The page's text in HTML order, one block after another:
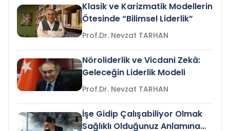
Klasik ve Karizmatik Modellerin
Ötesinde “Bilimsel Liderlik”
Prof.Dr. Nevzat TARHAN
Nöroliderlik ve Vicdani Zekâ:
Geleceğin Liderlik Modeli
Prof.Dr. Nevzat TARHAN
İşe Gidip Çalışabiliyor Olmak
Sağlıklı Olduğunuz Anlamına